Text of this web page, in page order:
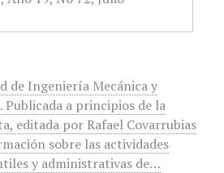
de Ingeniería Mecánica y
Publicada a principios de la
editada por Rafael Covarrubias
sobre las actividades
y administrativas de…